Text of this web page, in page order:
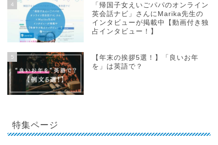
4
「帰国子女えいごパパのオンライン
英会話ナビ」さんにMarika先生の
インタビューが掲載中【動画付き独
占インタビュー！】
5
【年末の挨拶5選！】「良いお年
を」は英語で？
特集ページ